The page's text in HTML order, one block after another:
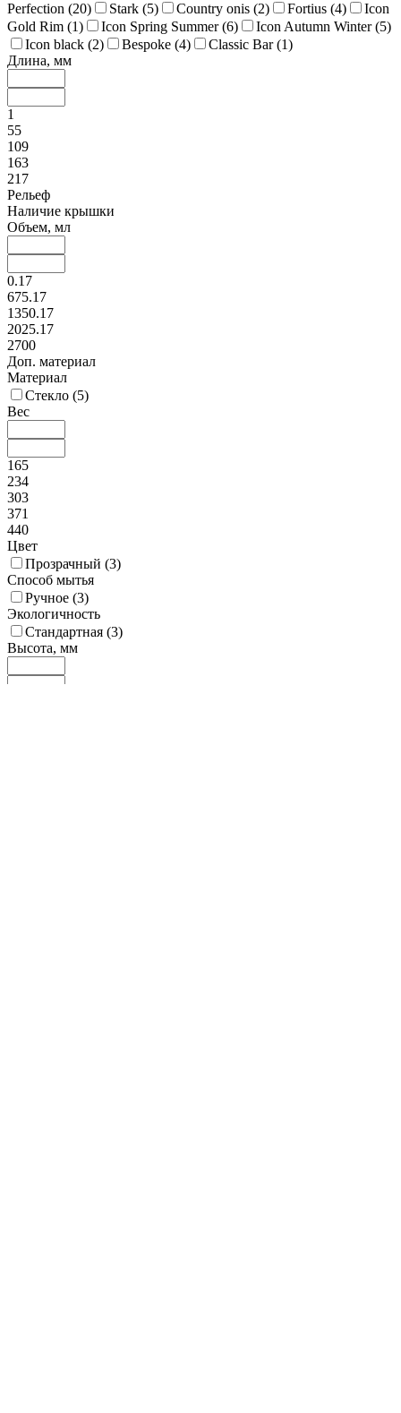
Perfection (20) Stark (5) Country onis (2) Fortius (4)
Icon
Gold Rim (1) Icon Spring Summer (6) Icon Autumn Winter (5)
Icon black (2) Bespoke (4) Classic Bar (1)
Длина, мм
1
55
109
163
217
Рельеф
Наличие крышки
Объем, мл
0.17
675.17
1350.17
2025.17
2700
Доп. материал
Материал
Стекло (5)
Вес
165
234
303
371
440
Цвет
Прозрачный (3)
Способ мытья
Ручное (3)
Экологичность
Стандартная (3)
Высота, мм